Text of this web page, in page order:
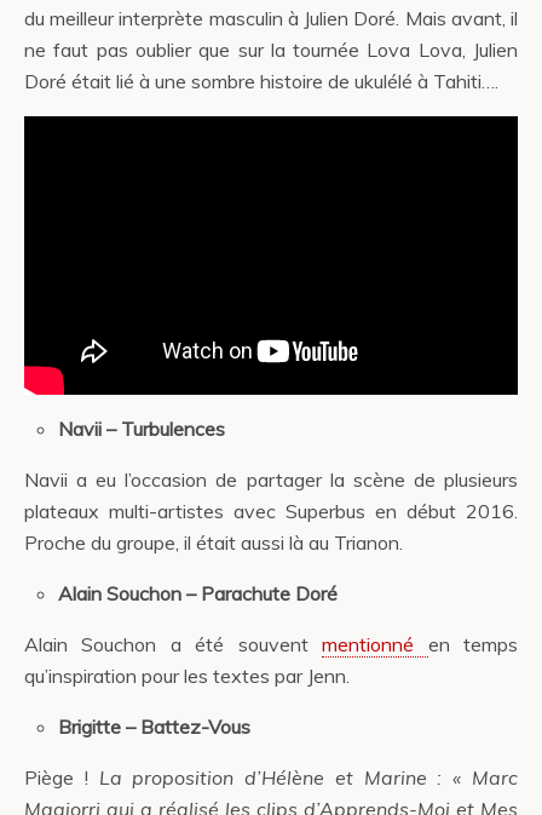
du meilleur interprète masculin à Julien Doré. Mais avant, il
ne faut pas oublier que sur la tournée Lova Lova, Julien
Doré était lié à une sombre histoire de ukulélé à Tahiti….
Navii – Turbulences
Navii a eu l’occasion de partager la scène de plusieurs
plateaux multi-artistes avec Superbus en début 2016.
Proche du groupe, il était aussi là au Trianon.
Alain Souchon – Parachute Doré
Alain Souchon a été souventmentionné en temps
qu’inspiration pour les textes par Jenn.
Brigitte – Battez-Vous
Piège ! La proposition d’Hélène et Marine : « Marc
Magiorri qui a réalisé les clips d’Apprends-Moi et Mes